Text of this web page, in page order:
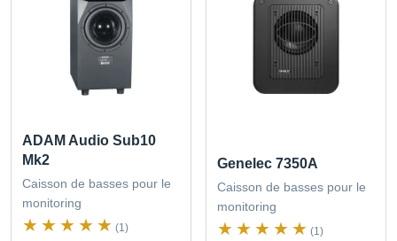
ADAM Audio Sub10
Mk2
Caisson de basses pour le
monitoring
(1)
Genelec 7350A
Caisson de basses pour le
monitoring
(1)